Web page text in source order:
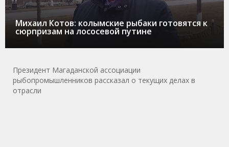
Михаил Котов: колымские рыбаки готовятся к
сюрпризам на лососевой путине
Президент Магаданской ассоциации
рыбопромышленников рассказал о текущих делах в
отрасли